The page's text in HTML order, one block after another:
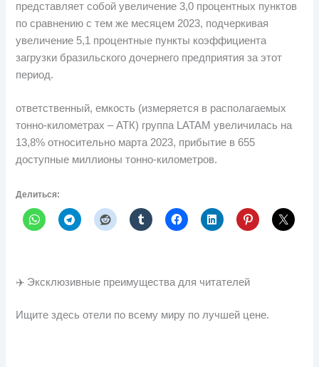
представляет собой увеличение 3,0 процентных пунктов
по сравнению с тем же месяцем 2023, подчеркивая
увеличение 5,1 процентные пункты коэффициента
загрузки бразильского дочернего предприятия за этот
период.
ответственный, емкость (измеряется в располагаемых
тонно-километрах – АТК) группа LATAM увеличилась на
13,8% относительно марта 2023, прибытие в 655
доступные миллионы тонно-километров.
Делиться:
✈️ Эксклюзивные преимущества для читателей
Ищите здесь отели по всему миру по лучшей цене.